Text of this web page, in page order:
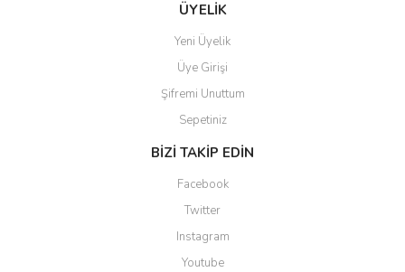
ÜYELİK
Yeni Üyelik
Üye Girişi
Şifremi Unuttum
Sepetiniz
BİZİ TAKİP EDİN
Facebook
Twitter
Instagram
Youtube